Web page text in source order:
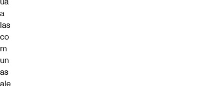
a
las
co
m
un
as
ale